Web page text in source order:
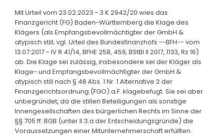
Mit Urteil vom 23.02.2023 - 3 K 2942/20 wies das
Finanzgericht (FG) Baden-Württemberg die Klage des
Klägers (als Empfangsbevollmächtigter der GmbH &
atypisch still; vgl. Urteil des Bundesfinanzhofs --BFH-- vom
13.07.2017 - IV R 41/14, BFHE 258, 459, BStBl II 2017, 1133, Rz 16)
ab. Die Klage sei zulässig, insbesondere sei der Kläger als
Klage- und Empfangsbevollmächtigter der GmbH &
atypisch still nach § 48 Abs. 1 Nr. 1 Alternative 2 der
Finanzgerichtsordnung (FGO) a.F. klagebefugt. Sie sei aber
unbegründet, da die stillen Beteiligungen als sonstige
Innengesellschaften des bürgerlichen Rechts im Sinne der
§§ 705 ff. BGB (unter II.3.a der Entscheidungsgründe) die
Voraussetzungen einer Mitunternehmerschaft erfüllten.